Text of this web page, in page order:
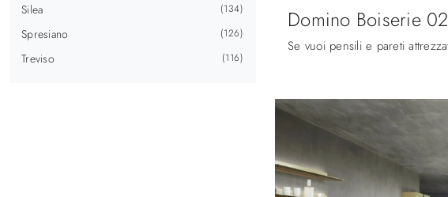
Silea 134
Spresiano 126
Treviso 116
Domino Boiserie 02